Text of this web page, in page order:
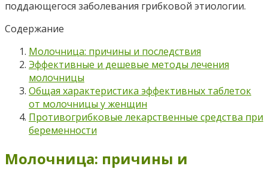
поддающегося заболевания грибковой этиологии.
Содержание
Молочница: причины и последствия
Эффективные и дешевые методы лечения
молочницы
Общая характеристика эффективных таблеток
от молочницы у женщин
Противогрибковые лекарственные средства при
беременности
Молочница: причины и